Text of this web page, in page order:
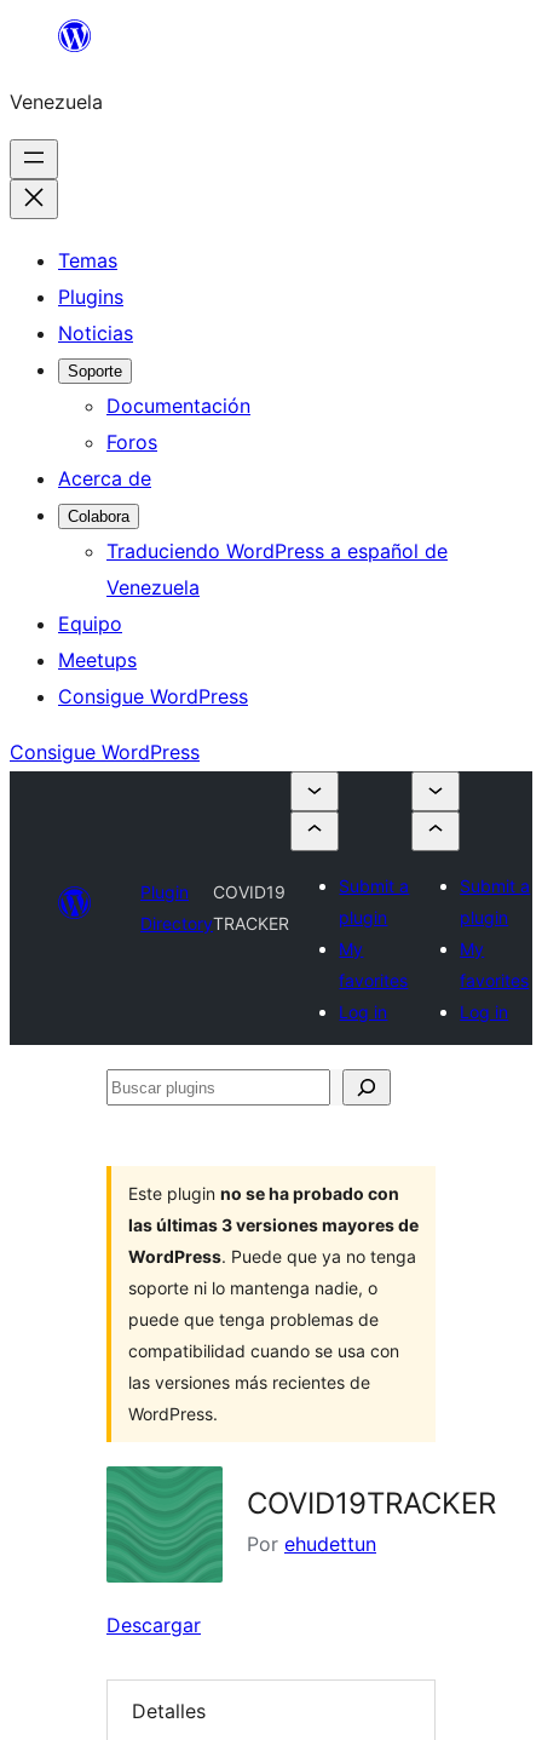
Saltar
contenido
Venezuela
Temas
Plugins
Noticias
Soporte
Documentación
Foros
Acerca de
Colabora
Traduciendo WordPress a español de
Venezuela
Equipo
Meetups
Consigue WordPress
Consigue WordPress
Plugin
Directory
COVID19
TRACKER
Submit a
plugin
My
favorites
Log in
Submit a
plugin
My
favorites
Log in
Buscar
Este plugin no se ha probado con
las últimas 3 versiones mayores de
WordPress. Puede que ya no tenga
soporte ni lo mantenga nadie, o
puede que tenga problemas de
compatibilidad cuando se usa con
las versiones más recientes de
WordPress.
COVID19TRACKER
Por ehudettun
Descargar
Detalles